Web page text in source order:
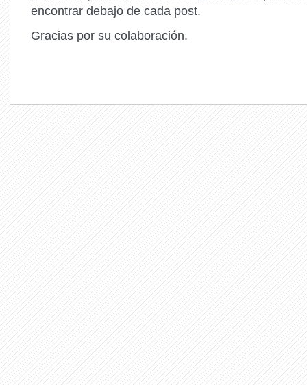
encontrar debajo de cada post.
Gracias por su colaboración.